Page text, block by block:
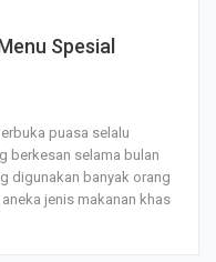
Spesial
puasa selalu
berkesan selama bulan
digunakan banyak orang
jenis makanan khas